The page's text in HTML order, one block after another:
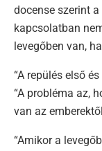
docense szerint
kapcsolatban
levegőben van,
“A repülés első
“A probléma az,
van az
“Amikor a